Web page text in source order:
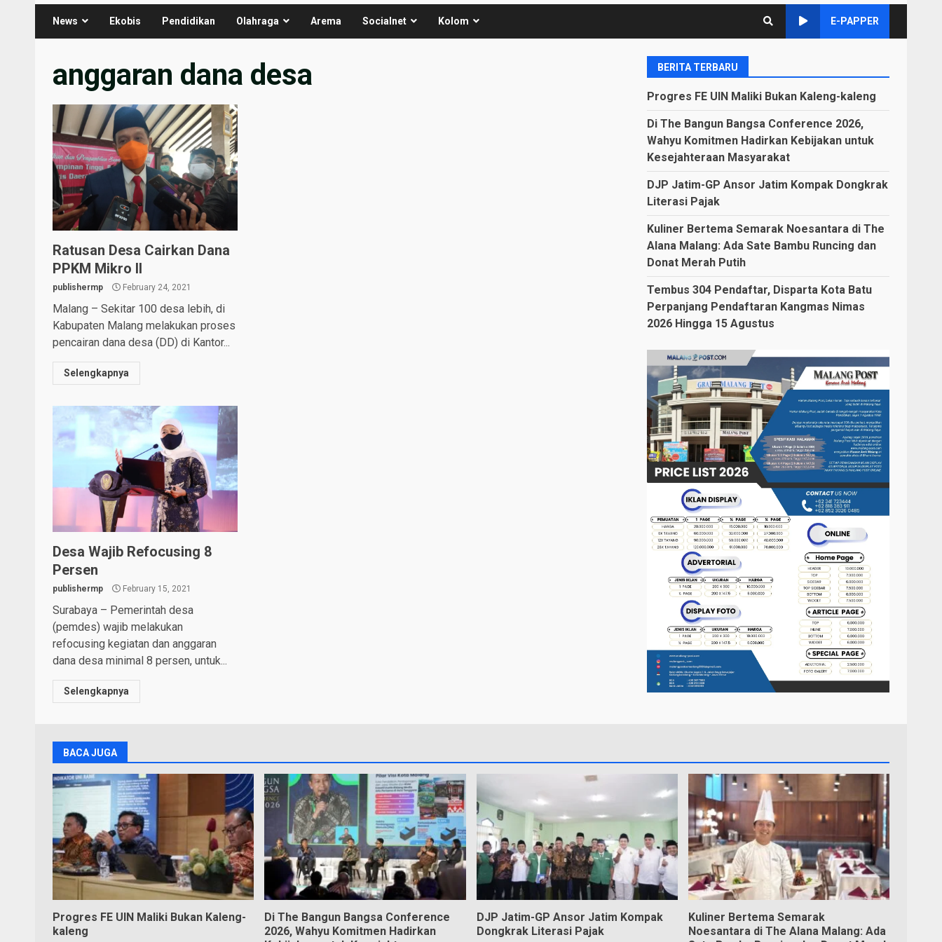
News Ekobis Pendidikan Olahraga Arema Socialnet Kolom E-PAPPER
anggaran dana desa
Ratusan Desa Cairkan Dana
PPKM Mikro II
publishermp February 24, 2021
Malang – Sekitar 100 desa lebih, di
Kabupaten Malang melakukan proses
pencairan dana desa (DD) di Kantor...
Selengkapnya
Desa Wajib Refocusing 8
Persen
publishermp February 15, 2021
Surabaya – Pemerintah desa
(pemdes) wajib melakukan
refocusing kegiatan dan anggaran
dana desa minimal 8 persen, untuk...
Selengkapnya
BERITA TERBARU
Progres FE UIN Maliki Bukan Kaleng-kaleng
Di The Bangun Bangsa Conference 2026,
Wahyu Komitmen Hadirkan Kebijakan untuk
Kesejahteraan Masyarakat
DJP Jatim-GP Ansor Jatim Kompak Dongkrak
Literasi Pajak
Kuliner Bertema Semarak Noesantara di The
Alana Malang: Ada Sate Bambu Runcing dan
Donat Merah Putih
Tembus 304 Pendaftar, Disparta Kota Batu
Perpanjang Pendaftaran Kangmas Nimas
2026 Hingga 15 Agustus
BACA JUGA
Progres FE UIN Maliki Bukan Kaleng-
kaleng
Di The Bangun Bangsa Conference
2026, Wahyu Komitmen Hadirkan
DJP Jatim-GP Ansor Jatim Kompak
Dongkrak Literasi Pajak
Kuliner Bertema Semarak
Noesantara di The Alana Malang: Ada